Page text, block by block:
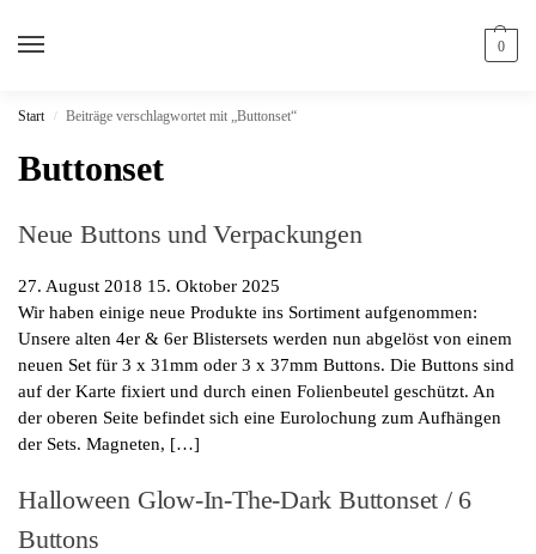
0
Start / Beiträge verschlagwortet mit „Buttonset“
Buttonset
Neue Buttons und Verpackungen
27. August 2018 15. Oktober 2025
Wir haben einige neue Produkte ins Sortiment aufgenommen:
Unsere alten 4er & 6er Blistersets werden nun abgelöst von einem
neuen Set für 3 x 31mm oder 3 x 37mm Buttons. Die Buttons sind
auf der Karte fixiert und durch einen Folienbeutel geschützt. An
der oberen Seite befindet sich eine Eurolochung zum Aufhängen
der Sets. Magneten, […]
Halloween Glow-In-The-Dark Buttonset / 6
Buttons